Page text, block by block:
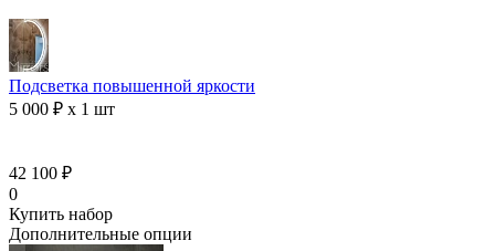
Подсветка повышенной яркости
5 000 ₽ x 1 шт
42 100 ₽
0
Купить набор
Дополнительные опции